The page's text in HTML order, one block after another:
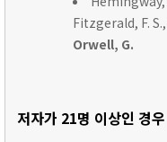
Fitzgerald, F.
Orwell, G.
저자가 21명 이상인 경우